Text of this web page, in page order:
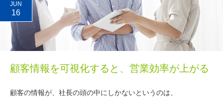
JUN
16
顧客情報を可視化すると、営業効率が上がる
顧客の情報が、社長の頭の中にしかないというのは、